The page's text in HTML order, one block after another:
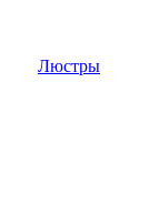
Люстры